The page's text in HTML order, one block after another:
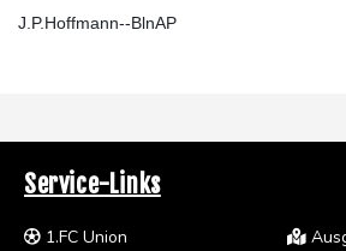
J.P.Hoffmann--BlnAP
Service-Links
1.FC Union